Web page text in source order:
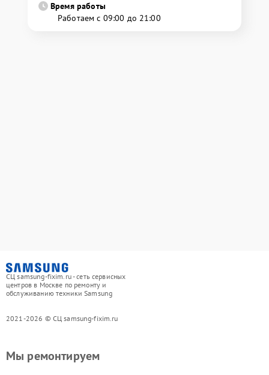
Время работы
Работаем с 09:00 до 21:00
СЦ samsung-fixim.ru - сеть сервисных
центров в Москве по ремонту и
обслуживанию техники Samsung
2021-2026 © СЦ samsung-fixim.ru
Мы ремонтируем